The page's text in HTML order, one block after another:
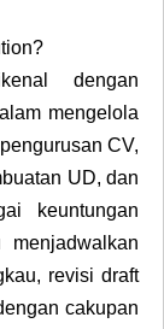
dengan
mengelola
CV,
UD, dan
keuntungan
revisi draft
cakupan